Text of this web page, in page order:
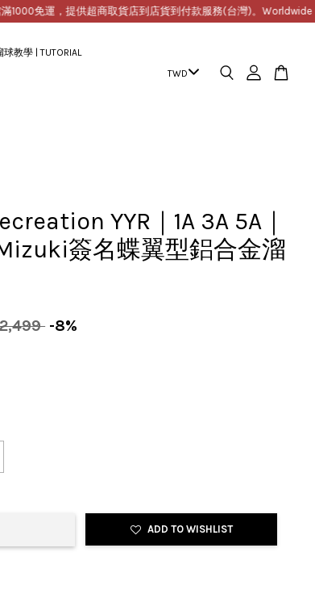
免運，提供超商取貨店到店貨到付款服務(台灣)。Worldwide
球教學 | TUTORIAL
YYR｜1A 3A 5A｜
簽名蝶翼型鋁合金溜
-8%
ADD TO WISHLIST